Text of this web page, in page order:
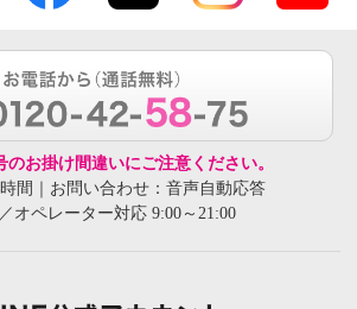
お掛け間違いにご注意ください。
間｜お問い合わせ：音声自動応答
オペレーター対応 9:00～21:00